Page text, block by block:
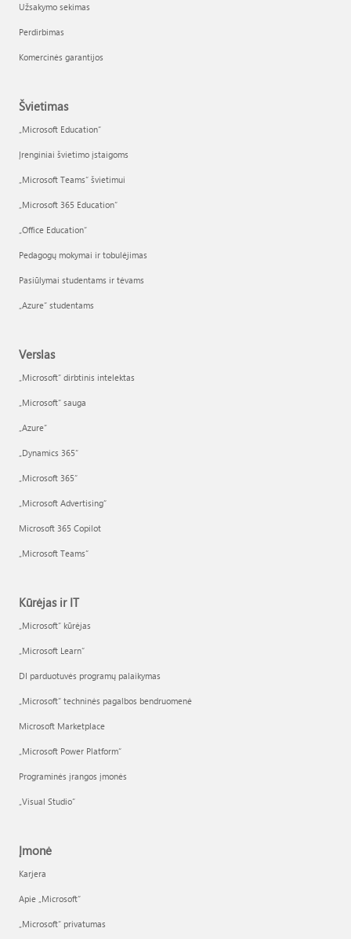
Užsakymo sekimas
Perdirbimas
Komercinės garantijos
Švietimas
„Microsoft Education“
Įrenginiai švietimo įstaigoms
„Microsoft Teams“ švietimui
„Microsoft 365 Education“
„Office Education“
Pedagogų mokymai ir tobulėjimas
Pasiūlymai studentams ir tėvams
„Azure“ studentams
Verslas
„Microsoft“ dirbtinis intelektas
„Microsoft“ sauga
„Azure”
„Dynamics 365“
„Microsoft 365“
„Microsoft Advertising“
Microsoft 365 Copilot
„Microsoft Teams“
Kūrėjas ir IT
„Microsoft“ kūrėjas
„Microsoft Learn“
DI parduotuvės programų palaikymas
„Microsoft“ techninės pagalbos bendruomenė
Microsoft Marketplace
„Microsoft Power Platform“
Programinės įrangos įmonės
„Visual Studio“
Įmonė
Karjera
Apie „Microsoft“
„Microsoft“ privatumas